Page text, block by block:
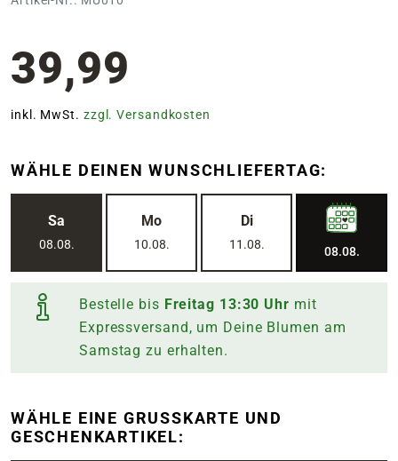
39,99
inkl. MwSt. zzgl. Versandkosten
WÄHLE DEINEN WUNSCHLIEFERTAG:
Sa
08.08.
Mo
10.08.
Di
11.08.
08.08.
Bestelle bis Freitag 13:30 Uhr mit
Expressversand, um Deine Blumen am
Samstag zu erhalten.
WÄHLE EINE GRUSSKARTE UND G
ESCHENKARTIKEL: